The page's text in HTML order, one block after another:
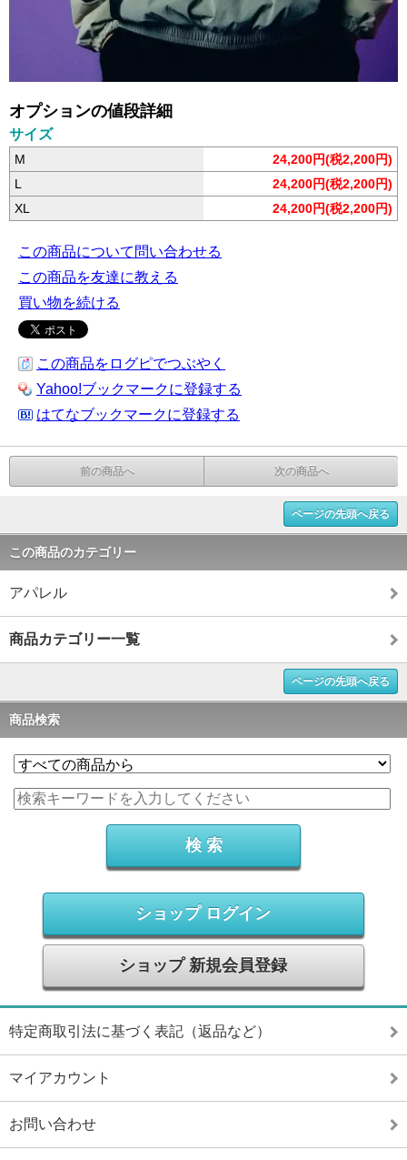
オプションの値段詳細
サイズ
M
24,200円(税2,200円)
L
24,200円(税2,200円)
XL
24,200円(税2,200円)
この商品について問い合わせる
この商品を友達に教える
買い物を続ける
この商品をログピでつぶやく
Yahoo!ブックマークに登録する
はてなブックマークに登録する
前の商品へ 次の商品へ
ページの先頭へ戻る
この商品のカテゴリー
アパレル
商品カテゴリー一覧
ページの先頭へ戻る
商品検索
ショップ ログイン
ショップ 新規会員登録
特定商取引法に基づく表記（返品など）
マイアカウント
お問い合わせ